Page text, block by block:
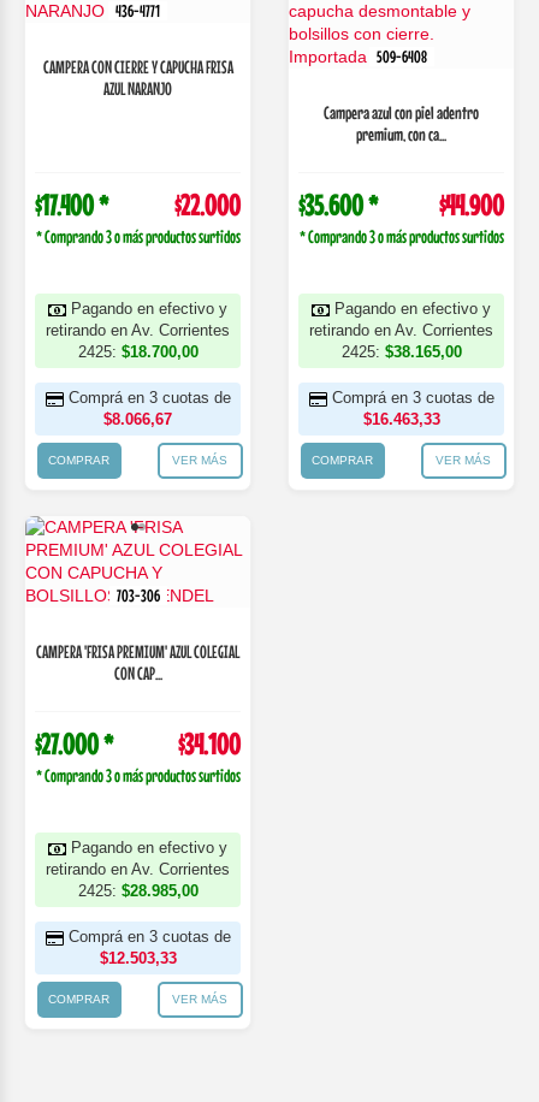
436-4771
CAMPERA CON CIERRE Y CAPUCHA FRISA
AZUL NARANJO
$17.400 * $22.000
* Comprando 3 o más productos surtidos
Pagando en efectivo y
retirando en Av. Corrientes
2425: $18.700,00
Comprá en 3 cuotas de
$8.066,67
COMPRAR VER MÁS
509-6408
Campera azul con piel adentro
premium, con ca...
$35.600 * $44.900
* Comprando 3 o más productos surtidos
Pagando en efectivo y
retirando en Av. Corrientes
2425: $38.165,00
Comprá en 3 cuotas de
$16.463,33
COMPRAR VER MÁS
703-306
CAMPERA 'FRISA PREMIUM' AZUL COLEGIAL
CON CAP...
$27.000 * $34.100
* Comprando 3 o más productos surtidos
Pagando en efectivo y
retirando en Av. Corrientes
2425: $28.985,00
Comprá en 3 cuotas de
$12.503,33
COMPRAR VER MÁS